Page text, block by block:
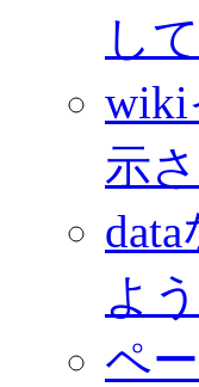
し
wiki
示
よ
ペ